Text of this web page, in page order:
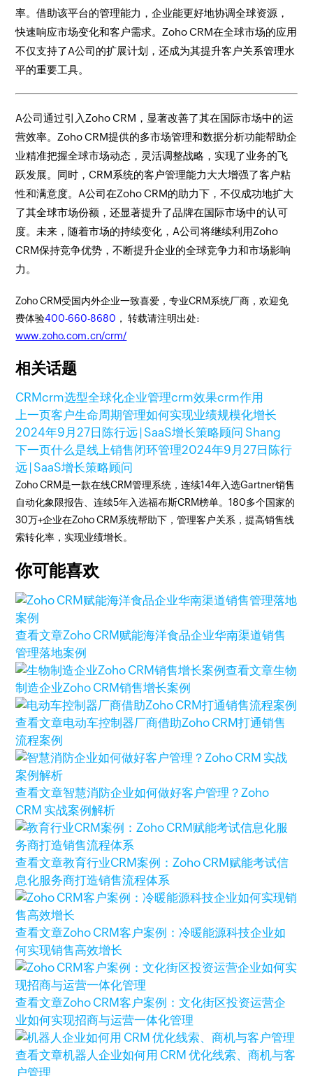
率。借助该平台的管理能力，企业能更好地协调全球资源，
快速响应市场变化和客户需求。Zoho CRM在全球市场的应用
不仅支持了A公司的扩展计划，还成为其提升客户关系管理水
平的重要工具。
A公司通过引入Zoho CRM，显著改善了其在国际市场中的运
营效率。Zoho CRM提供的多市场管理和数据分析功能帮助企
业精准把握全球市场动态，灵活调整战略，实现了业务的飞
跃发展。同时，CRM系统的客户管理能力大大增强了客户粘
性和满意度。A公司在Zoho CRM的助力下，不仅成功地扩大
了其全球市场份额，还显著提升了品牌在国际市场中的认可
度。未来，随着市场的持续变化，A公司将继续利用Zoho
CRM保持竞争优势，不断提升企业的全球竞争力和市场影响
力。
Zoho CRM受国内外企业一致喜爱，专业CRM系统厂商，欢迎免
费体验400-660-8680 ， 转载请注明出处:
www.zoho.com.cn/crm/
相关话题
CRMcrm选型全球化企业管理crm效果crm作用
上一页客户生命周期管理如何实现业绩规模化增长
2024年9月27日 陈行远 | SaaS增长策略顾问 Shang
下一页什么是线上销售闭环管理2024年9月27日 陈行
远 | SaaS增长策略顾问
Zoho CRM是一款在线CRM管理系统，连续14年入选Gartner销售
自动化象限报告、连续5年入选福布斯CRM榜单。180多个国家的
30万+企业在Zoho CRM系统帮助下，管理客户关系，提高销售线
索转化率，实现业绩增长。
你可能喜欢
查看文章Zoho CRM赋能海洋食品企业华南渠道销售
管理落地案例
查看文章生物
制造企业Zoho CRM销售增长案例
查看文章电动车控制器厂商借助Zoho CRM打通销售
流程案例
查看文章智慧消防企业如何做好客户管理？Zoho
CRM 实战案例解析
查看文章教育行业CRM案例：Zoho CRM赋能考试信
息化服务商打造销售流程体系
查看文章Zoho CRM客户案例：冷暖能源科技企业如
何实现销售高效增长
查看文章Zoho CRM客户案例：文化街区投资运营企
业如何实现招商与运营一体化管理
查看文章机器人企业如何用 CRM 优化线索、商机与客
户管理